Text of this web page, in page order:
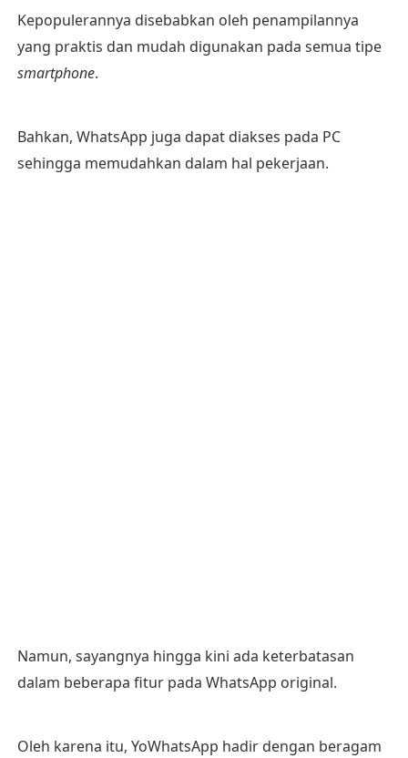
Kepopulerannya disebabkan oleh penampilannya
yang praktis dan mudah digunakan pada semua tipe
smartphone.
Bahkan, WhatsApp juga dapat diakses pada PC
sehingga memudahkan dalam hal pekerjaan.
Namun, sayangnya hingga kini ada keterbatasan
dalam beberapa fitur pada WhatsApp original.
Oleh karena itu, YoWhatsApp hadir dengan beragam